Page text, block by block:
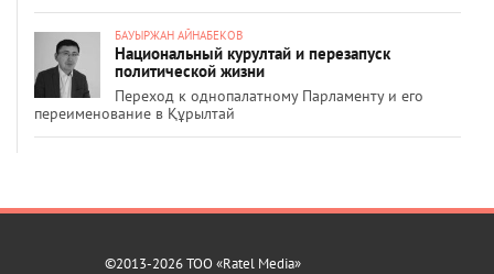
БАУЫРЖАН АЙНАБЕКОВ
Национальный курултай и перезапуск
политической жизни
Переход к однопалатному Парламенту и его
переименование в Құрылтай
©2013-2026 ТОО «Ratel Media»